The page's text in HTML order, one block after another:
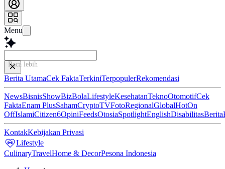
Menu
Baca lebih cepat...
Berita UtamaCek FaktaTerkiniTerpopulerRekomendasi
NewsBisnisShowBizBolaLifestyleKesehatanTeknoOtomotifCek
FaktaEnam PlusSahamCryptoTVFotoRegionalGlobalHotOn
OffIslamiCitizen6OpiniFeedsOtosiaSpotlightEnglishDisabilitasBerita
KontakKebijakan Privasi
Lifestyle
CulinaryTravelHome & DecorPesona Indonesia